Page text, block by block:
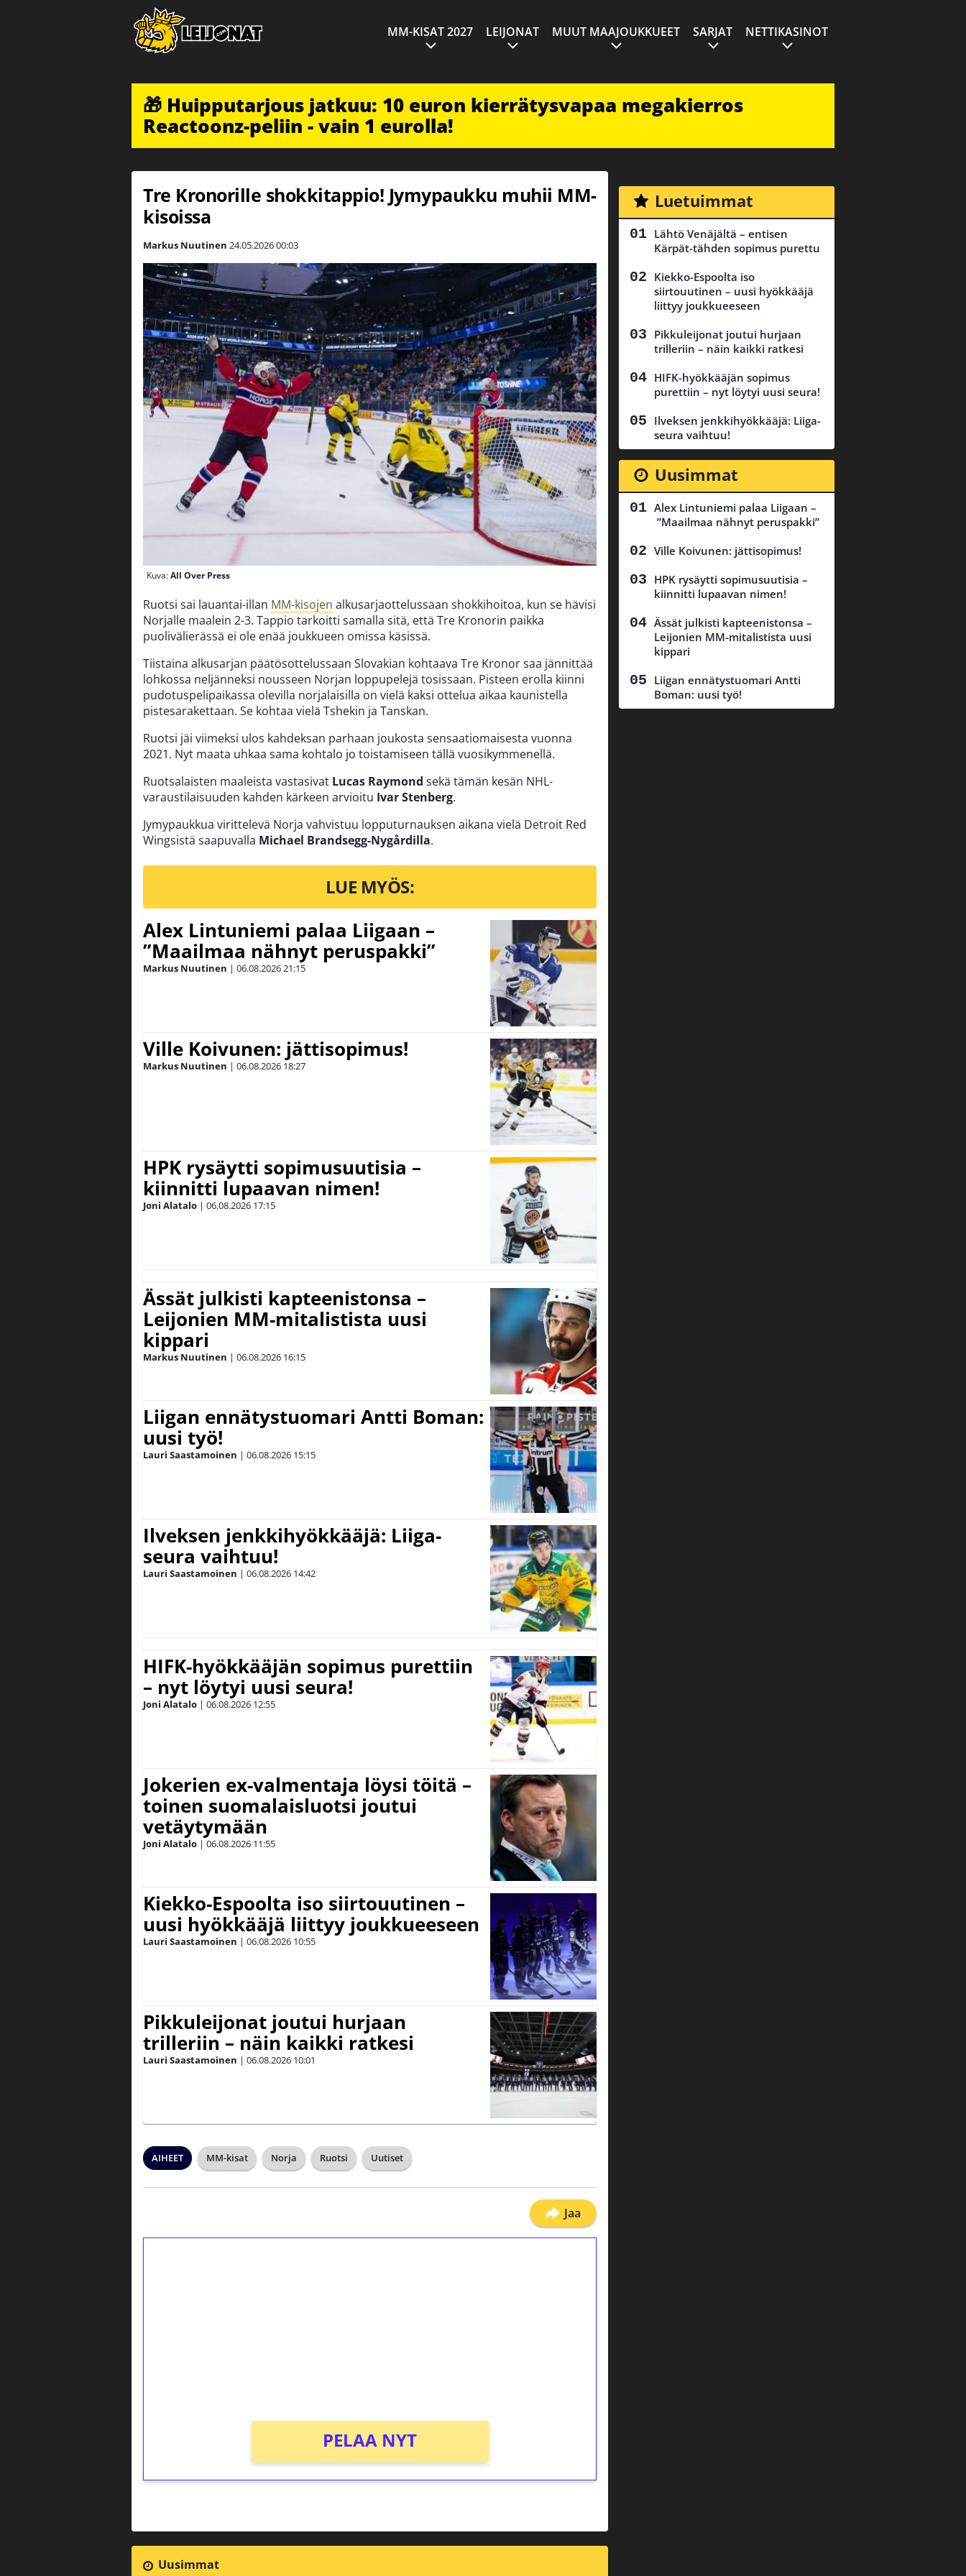
MM-KISAT 2027 LEIJONAT MUUT MAAJOUKKUEET SARJAT NETTIKASINOT
🎁 Huipputarjous jatkuu: 10 euron kierrätysvapaa megakierros
Reactoonz-peliin - vain 1 eurolla!
Tre Kronorille shokkitappio! Jymypaukku muhii MM-
kisoissa
Markus Nuutinen 24.05.202600:03
Kuva:All Over Press
Ruotsi sai lauantai-illan MM-kisojen alkusarjaottelussaan shokkihoitoa, kun se hävisi
Norjalle maalein 2-3. Tappio tarkoitti samalla sitä, että Tre Kronorin paikka
puolivälierässä ei ole enää joukkueen omissa käsissä.
Tiistaina alkusarjan päätösottelussaan Slovakian kohtaava Tre Kronor saa jännittää
lohkossa neljänneksi nousseen Norjan loppupelejä tosissaan. Pisteen erolla kiinni
pudotuspelipaikassa olevilla norjalaisilla on vielä kaksi ottelua aikaa kaunistella
pistesarakettaan. Se kohtaa vielä Tshekin ja Tanskan.
Ruotsi jäi viimeksi ulos kahdeksan parhaan joukosta sensaatiomaisesta vuonna
2021. Nyt maata uhkaa sama kohtalo jo toistamiseen tällä vuosikymmenellä.
Ruotsalaisten maaleista vastasivat Lucas Raymond sekä tämän kesän NHL-
varaustilaisuuden kahden kärkeen arvioitu Ivar Stenberg.
Jymypaukkua virittelevä Norja vahvistuu lopputurnauksen aikana vielä Detroit Red
Wingsistä saapuvalla Michael Brandsegg-Nygårdilla.
LUE MYÖS:
Alex Lintuniemi palaa Liigaan –
”Maailmaa nähnyt peruspakki”
Markus Nuutinen | 06.08.202621:15
Ville Koivunen: jättisopimus!
Markus Nuutinen | 06.08.2026 18:27
HPK rysäytti sopimusuutisia –
kiinnitti lupaavan nimen!
Joni Alatalo | 06.08.2026 17:15
Ässät julkisti kapteenistonsa –
Leijonien MM-mitalistista uusi
kippari
Markus Nuutinen | 06.08.2026 16:15
Liigan ennätystuomari Antti Boman:
uusi työ!
Lauri Saastamoinen | 06.08.2026 15:15
Ilveksen jenkkihyökkääjä: Liiga-
seura vaihtuu!
Lauri Saastamoinen | 06.08.2026 14:42
HIFK-hyökkääjän sopimus purettiin
– nyt löytyi uusi seura!
Joni Alatalo | 06.08.2026 12:55
Jokerien ex-valmentaja löysi töitä –
toinen suomalaisluotsi joutui
vetäytymään
Joni Alatalo | 06.08.2026 11:55
Kiekko-Espoolta iso siirtouutinen –
uusi hyökkääjä liittyy joukkueeseen
Lauri Saastamoinen | 06.08.2026 10:55
Pikkuleijonat joutui hurjaan
trilleriin – näin kaikki ratkesi
Lauri Saastamoinen | 06.08.2026 10:01
AIHEET MM-kisat Norja Ruotsi Uutiset
Jaa
PELAA NYT
Uusimmat
Luetuimmat
Lähtö Venäjältä – entisen
Kärpät-tähden sopimus purettu
Kiekko-Espoolta iso
siirtouutinen – uusi hyökkääjä
liittyy joukkueeseen
Pikkuleijonat joutui hurjaan
trilleriin – näin kaikki ratkesi
HIFK-hyökkääjän sopimus
purettiin – nyt löytyi uusi seura!
Ilveksen jenkkihyökkääjä: Liiga-
seura vaihtuu!
Uusimmat
Alex Lintuniemi palaa Liigaan –
”Maailmaa nähnyt peruspakki”
Ville Koivunen: jättisopimus!
HPK rysäytti sopimusuutisia –
kiinnitti lupaavan nimen!
Ässät julkisti kapteenistonsa –
Leijonien MM-mitalistista uusi
kippari
Liigan ennätystuomari Antti
Boman: uusi työ!